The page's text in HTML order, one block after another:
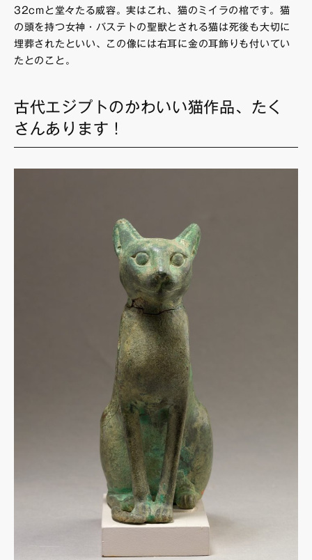
32cmと堂々たる威容。実はこれ、猫のミイラの棺です。猫
の頭を持つ女神・バステトの聖獣とされる猫は死後も大切に
埋葬されたといい、この像には右耳に金の耳飾りも付いてい
たとのこと。
古代エジプトのかわいい猫作品、たく
さんあります！